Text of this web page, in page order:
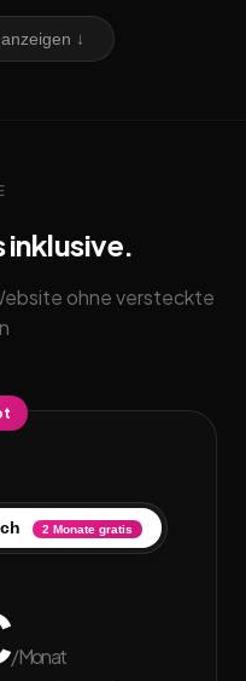
↓
inklusive.
ohne versteckte
2 Monate gratis
/Monat